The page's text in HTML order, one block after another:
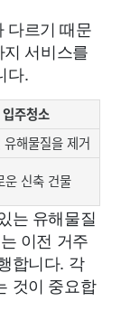
다르기 때문
서비스를
다.
입주청소
유해물질을 제거
운 신축 건물
는 유해물질
이전 거주
합니다. 각
것이 중요합